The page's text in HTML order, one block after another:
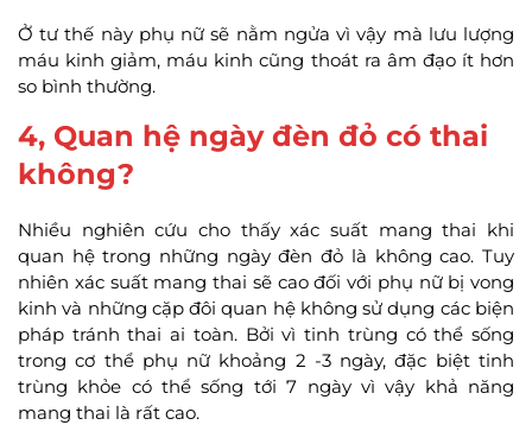
Ở tư thế này phụ nữ sẽ nằm ngửa vì vậy mà lưu lượng
máu kinh giảm, máu kinh cũng thoát ra âm đạo ít hơn
so bình thường.
4, Quan hệ ngày đèn đỏ có thai
không?
Nhiều nghiên cứu cho thấy xác suất mang thai khi
quan hệ trong những ngày đèn đỏ là không cao. Tuy
nhiên xác suất mang thai sẽ cao đối với phụ nữ bị vong
kinh và những cặp đôi quan hệ không sử dụng các biện
pháp tránh thai ai toàn. Bởi vì tinh trùng có thể sống
trong cơ thể phụ nữ khoảng 2 -3 ngày, đặc biệt tinh
trùng khỏe có thể sống tới 7 ngày vì vậy khả năng
mang thai là rất cao.